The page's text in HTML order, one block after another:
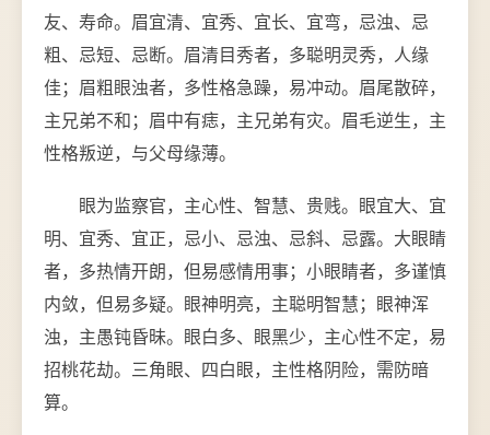
友、寿命。眉宜清、宜秀、宜长、宜弯，忌浊、忌
粗、忌短、忌断。眉清目秀者，多聪明灵秀，人缘
佳；眉粗眼浊者，多性格急躁，易冲动。眉尾散碎，
主兄弟不和；眉中有痣，主兄弟有灾。眉毛逆生，主
性格叛逆，与父母缘薄。
眼为监察官，主心性、智慧、贵贱。眼宜大、宜
明、宜秀、宜正，忌小、忌浊、忌斜、忌露。大眼睛
者，多热情开朗，但易感情用事；小眼睛者，多谨慎
内敛，但易多疑。眼神明亮，主聪明智慧；眼神浑
浊，主愚钝昏昧。眼白多、眼黑少，主心性不定，易
招桃花劫。三角眼、四白眼，主性格阴险，需防暗
算。